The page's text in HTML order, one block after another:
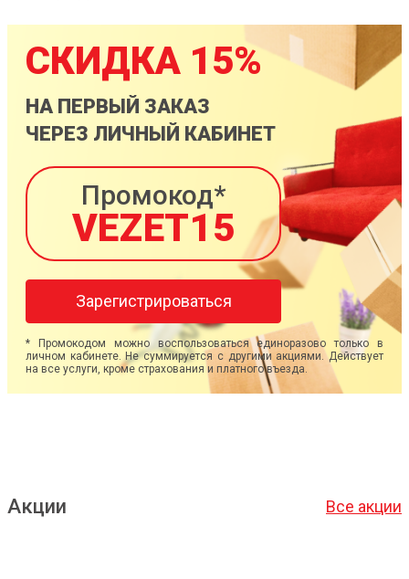
СКИДКА 15%
НА ПЕРВЫЙ ЗАКАЗ
ЧЕРЕЗ ЛИЧНЫЙ КАБИНЕТ
Промокод*
VEZET15
Зарегистрироваться
* Промокодом можно воспользоваться единоразово только в
личном кабинете. Не суммируется с другими акциями. Действует
на все услуги, кроме страхования и платного въезда.
Акции Все акции